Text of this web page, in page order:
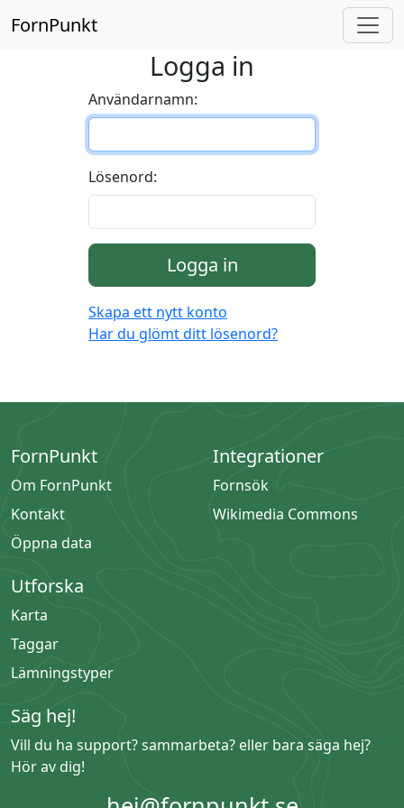
FornPunkt
Logga in
Användarnamn:
Lösenord:
Logga in
Skapa ett nytt konto
Har du glömt ditt lösenord?
FornPunkt
Om FornPunkt
Kontakt
Öppna data
Integrationer
Fornsök
Wikimedia Commons
Utforska
Karta
Taggar
Lämningstyper
Säg hej!
Vill du ha support? sammarbeta? eller bara säga hej?
Hör av dig!